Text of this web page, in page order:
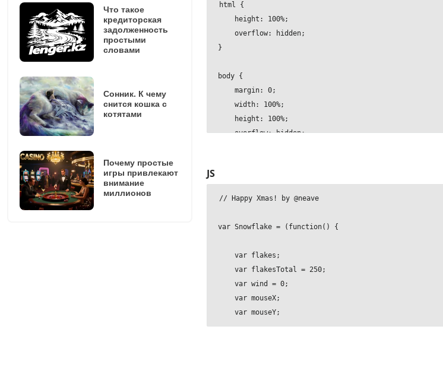
Что такое
кредиторская
задолженность
простыми
словами
Сонник. К чему
снится кошка с
котятами
Почему простые
игры привлекают
внимание
миллионов
html {
height: 100%;
overflow: hidden;
}
body {
margin: 0;
width: 100%;
height: 100%;
overflow: hidden;
background-image: -moz-linear-gradient(#6af, #bdf);
JS
// Happy Xmas! by @neave
var Snowflake = (function() {
var flakes;
var flakesTotal = 250;
var wind = 0;
var mouseX;
var mouseY;